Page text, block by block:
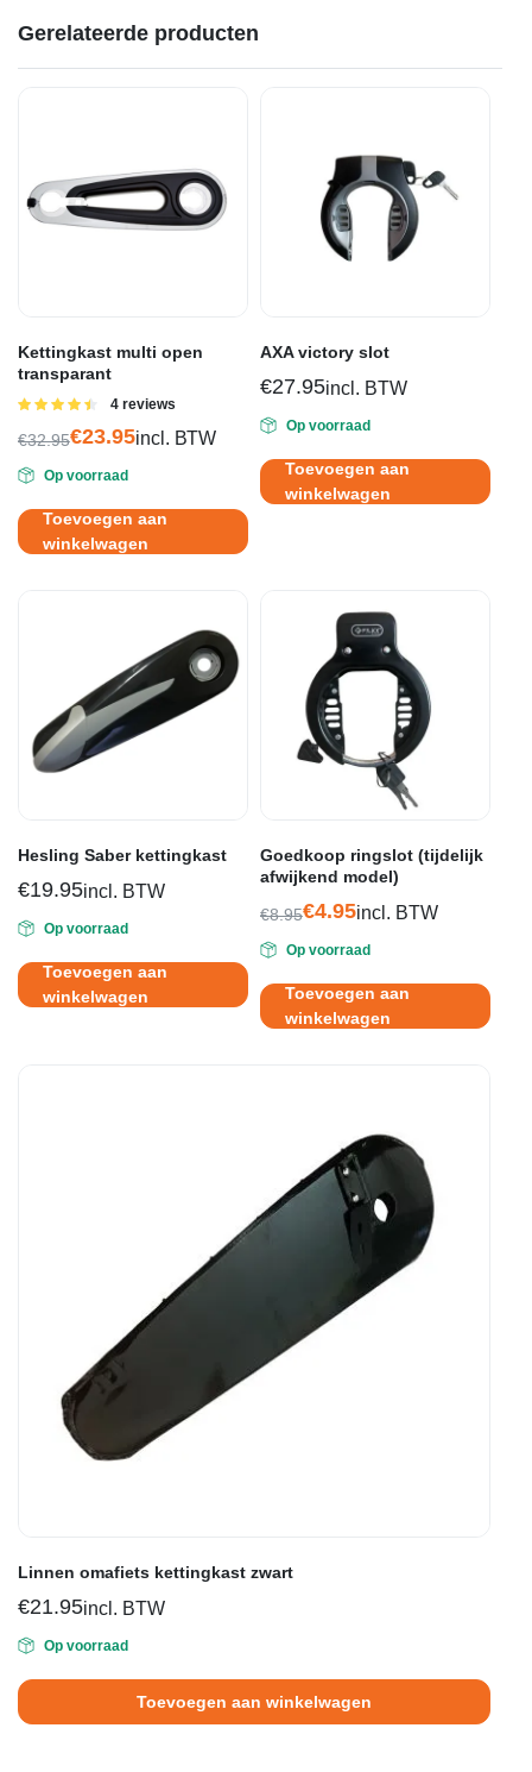
Gerelateerde producten
Kettingkast multi open
transparant
Gewaardeerd
4 reviews
€32.95
prijs
was:
€32.95.
€23.95
prijs
is:
€23.95.
incl. BTW
Op voorraad
Toevoegen aan
winkelwagen
AXA victory slot
€27.95incl. BTW
Op voorraad
Toevoegen aan
winkelwagen
Hesling Saber kettingkast
€19.95incl. BTW
Op voorraad
Toevoegen aan
winkelwagen
Goedkoop ringslot (tijdelijk
afwijkend model)
€8.95
prijs
was:
€8.95.
€4.95
prijs
is:
€4.95.
incl. BTW
Op voorraad
Toevoegen aan
winkelwagen
Linnen omafiets kettingkast zwart
€21.95incl. BTW
Op voorraad
Toevoegen aan winkelwagen